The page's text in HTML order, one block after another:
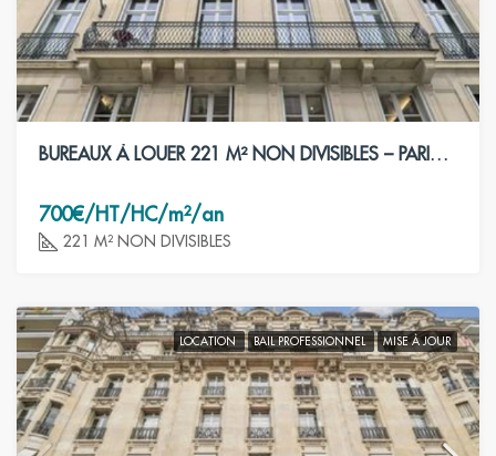
BUREAUX À LOUER 221 M² NON DIVISIBLES – PARIS 8ÈME
700€/HT/HC/m²/an
221 M² NON DIVISIBLES
LOCATION BAIL PROFESSIONNEL MISE À JOUR